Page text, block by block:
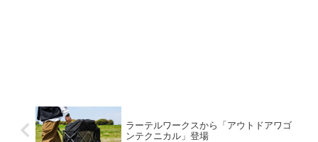
ラーテルワークスから「アウトドアワゴ
ンテクニカル」登場